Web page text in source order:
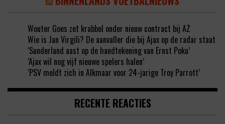
Wouter Goes zet krabbel onder nieuw contract bij AZ
Wie is Jan Virgili? De aanvaller die bij Ajax op de radar staat
‘Sunderland aast op de handtekening van Ernst Poku’
‘Ajax wil nog vijf nieuwe spelers halen’
‘PSV meldt zich in Alkmaar voor 24-jarige Troy Parrott’
RECENTE REACTIES